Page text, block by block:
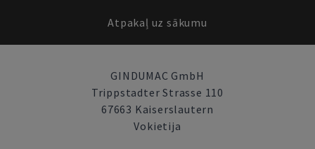
Atpakaļ uz sākumu
GINDUMAC GmbH
Trippstadter Strasse 110
67663 Kaiserslautern
Vokietija